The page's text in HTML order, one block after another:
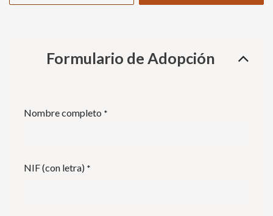
Formulario de Adopción
Nombre completo *
NIF (con letra) *